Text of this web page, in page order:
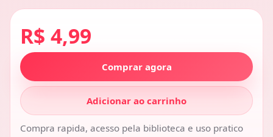
R$ 4,99
Comprar agora
Adicionar ao carrinho
Compra rapida, acesso pela biblioteca e uso pratico